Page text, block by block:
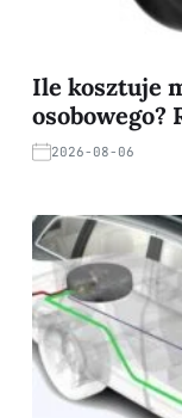
Ile kosztuje
osobowego?
2026-08-06